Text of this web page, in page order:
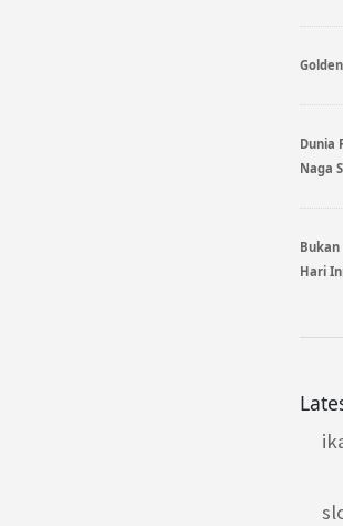
Dunia
Naga
Bukan
Hari